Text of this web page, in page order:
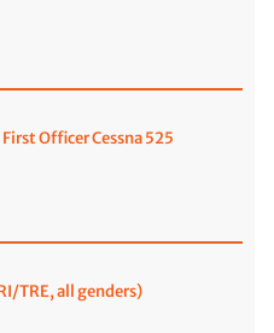
Officer Cessna 525
TRE, all genders)